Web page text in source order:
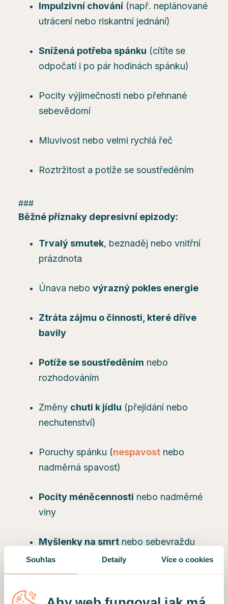
Souhlas Detaily Více o cookies
Impulzivní chování (např. neplánované
utrácení nebo riskantní jednání)
Snížená potřeba spánku (cítíte se
odpočatí i po pár hodinách spánku)
Pocity výjimečnosti nebo přehnané
sebevědomí
Mluvivost nebo velmi rychlá řeč
Roztržitost a potíže se soustředěním
###
Běžné příznaky depresivní epizody:
Trvalý smutek, beznaděj nebo vnitřní
prázdnota
Únava nebo výrazný pokles energie
Ztráta zájmu o činnosti, které dříve
bavily
Potíže se soustředěním nebo
rozhodováním
Změny chuti k jídlu (přejídání nebo
nechutenství)
Poruchy spánku (nespavost nebo
nadměrná spavost)
Pocity méněcennosti nebo nadměrné
viny
Myšlenky na smrt nebo sebevraždu
Někdy se mohou objevit příznaky mánie i
deprese